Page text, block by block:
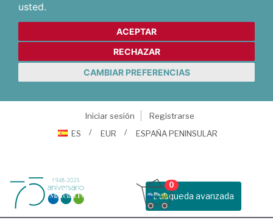
usted.
ACEPTAR
RECHAZAR
CAMBIAR PREFERENCIAS
Iniciar sesión
Registrarse
ES
EUR ESPAÑA PENINSULAR
Busqueda avanzada
0